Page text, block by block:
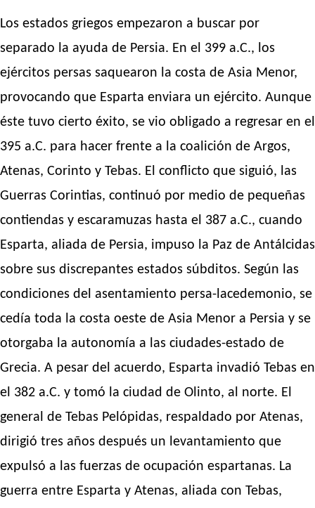
Los estados griegos empezaron a buscar por
separado la ayuda de Persia. En el 399 a.C., los
ejércitos persas saquearon la costa de Asia Menor,
provocando que Esparta enviara un ejército. Aunque
éste tuvo cierto éxito, se vio obligado a regresar en el
395 a.C. para hacer frente a la coalición de Argos,
Atenas, Corinto y Tebas. El conflicto que siguió, las
Guerras Corintias, continuó por medio de pequeñas
contiendas y escaramuzas hasta el 387 a.C., cuando
Esparta, aliada de Persia, impuso la Paz de Antálcidas
sobre sus discrepantes estados súbditos. Según las
condiciones del asentamiento persa-lacedemonio, se
cedía toda la costa oeste de Asia Menor a Persia y se
otorgaba la autonomía a las ciudades-estado de
Grecia. A pesar del acuerdo, Esparta invadió Tebas en
el 382 a.C. y tomó la ciudad de Olinto, al norte. El
general de Tebas Pelópidas, respaldado por Atenas,
dirigió tres años después un levantamiento que
expulsó a las fuerzas de ocupación espartanas. La
guerra entre Esparta y Atenas, aliada con Tebas,